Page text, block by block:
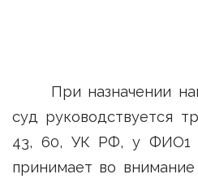
При назначении
суд руководствуется
43, 60, УК РФ, у ФИО1
принимает во